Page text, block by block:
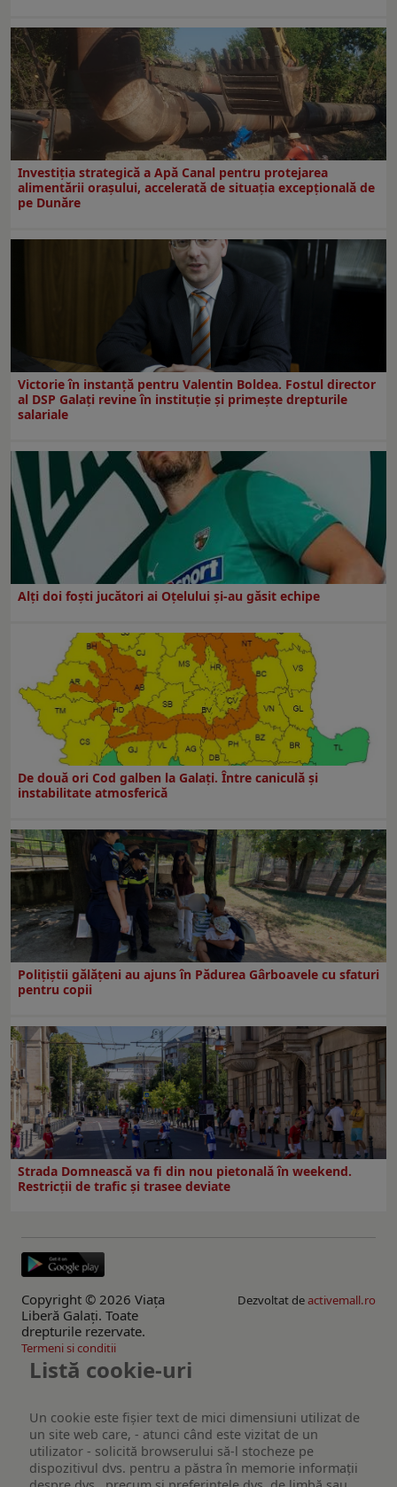
Investiția strategică a Apă Canal pentru protejarea
alimentării orașului, accelerată de situația excepțională de
pe Dunăre
Victorie în instanță pentru Valentin Boldea. Fostul director
al DSP Galați revine în instituție și primește drepturile
salariale
Alți doi foști jucători ai Oțelului și-au găsit echipe
De două ori Cod galben la Galaţi. Între caniculă şi
instabilitate atmosferică
Polițiștii gălățeni au ajuns în Pădurea Gârboavele cu sfaturi
pentru copii
Strada Domnească va fi din nou pietonală în weekend.
Restricţii de trafic şi trasee deviate
Copyright © 2026 Viaţa
Liberă Galaţi. Toate
drepturile rezervate.
Dezvoltat deactivemall.ro
Termeni si conditii
Listă cookie-uri
Un cookie este fişier text de mici dimensiuni utilizat de
un site web care, - atunci când este vizitat de un
utilizator - solicită browserului să-l stocheze pe
dispozitivul dvs. pentru a păstra în memorie informații